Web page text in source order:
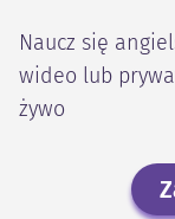
Naucz się
wideo lub
żywo